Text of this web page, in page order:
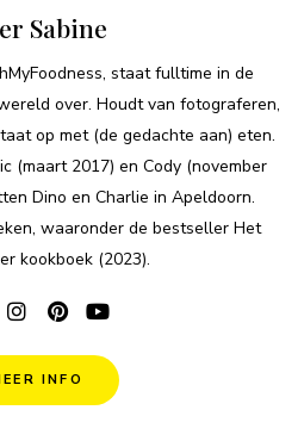
Sabine
staat fulltime in de
over. Houdt van fotograferen,
op met (de gedachte aan) eten.
(maart 2017) en Cody (november
Dino en Charlie in Apeldoorn.
waaronder de bestseller Het
kookboek (2023).
INFO